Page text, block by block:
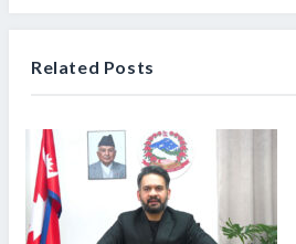
Related Posts